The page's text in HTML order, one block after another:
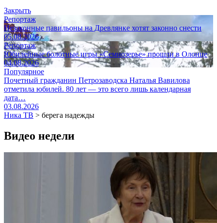
Закрыть
Репортаж
Незаконные павильоны на Древлянке хотят законно снести
05.08.2026
Репортаж
Юбилейные болотные игры «Семиозерье» прошли в Олонце
04.08.2026
Популярное
Почетный гражданин Петрозаводска Наталья Вавилова
отметила юбилей. 80 лет — это всего лишь календарная
дата…
03.08.2026
Ника ТВ > берега надежды
Видео недели